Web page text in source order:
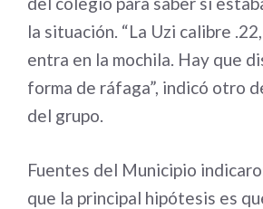
la situación. “La Uzi calibre
entra en la mochila. Hay que
forma de ráfaga”, indicó otro
del grupo.
Fuentes del Municipio
que la principal hipótesis es